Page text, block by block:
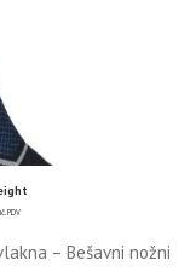
PDV
– Bešavni nožni